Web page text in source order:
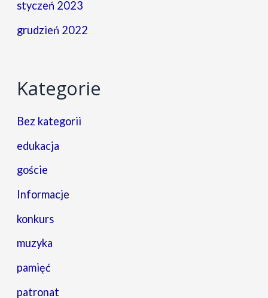
styczeń 2023
grudzień 2022
Kategorie
Bez kategorii
edukacja
goście
Informacje
konkurs
muzyka
pamięć
patronat